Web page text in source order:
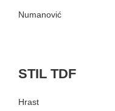
Numanović
STIL TDF
Hrast